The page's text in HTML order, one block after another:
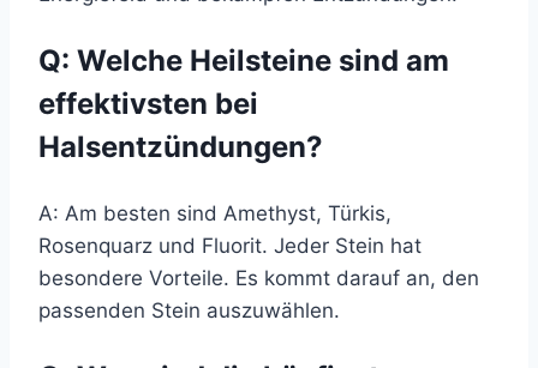
Q: Welche Heilsteine sind am
effektivsten bei
Halsentzündungen?
A: Am besten sind Amethyst, Türkis,
Rosenquarz und Fluorit. Jeder Stein hat
besondere Vorteile. Es kommt darauf an, den
passenden Stein auszuwählen.